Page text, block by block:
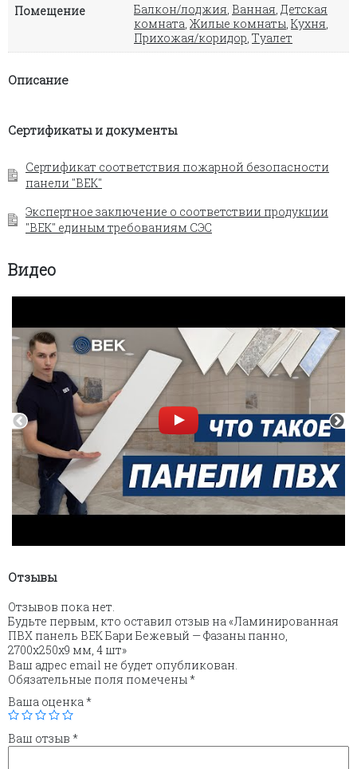
Помещение
Балкон/лоджия Ванная Детская
комната Жилые комнаты Кухня
Прихожая/коридор Туалет
Описание
Сертификаты и документы
Сертификат соответствия пожарной безопасности
панели "ВЕК"
Экспертное заключение о соответствии продукции
"ВЕК" единым требованиям СЭС
Видео
Отзывы
Отзывов пока нет.
Будьте первым, кто оставил отзыв на «Ламинированная
ПВХ панель ВЕК Бари Бежевый — Фазаны панно,
2700х250х9 мм, 4 шт»
Ваш адрес email не будет опубликован.
Обязательные поля помечены*
Ваша оценка*
Ваш отзыв *